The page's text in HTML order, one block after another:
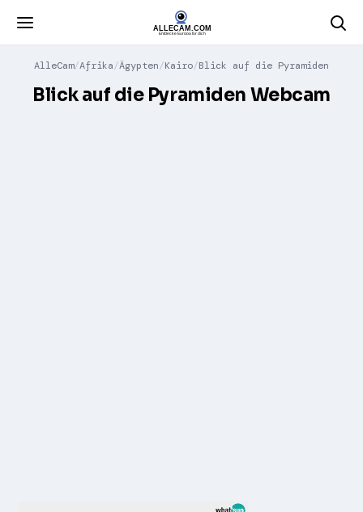
AlleCam Afrika Ägypten Kairo Blick auf die Pyramiden
Blick auf die Pyramiden Webcam